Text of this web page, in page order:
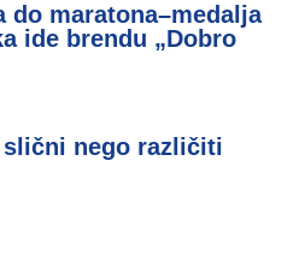
do maratona–medalja
ide brendu „Dobro
slični nego različiti